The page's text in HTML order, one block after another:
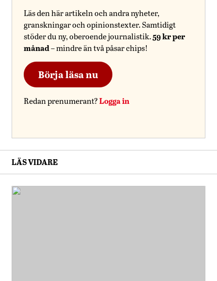
Läs den här artikeln och andra nyheter,
granskningar och opinionstexter. Samtidigt
stöder du ny, oberoende journalistik.59 kr per
månad– mindre än två påsar chips!
Börja läsa nu
Redan prenumerant?Logga in
LÄS VIDARE